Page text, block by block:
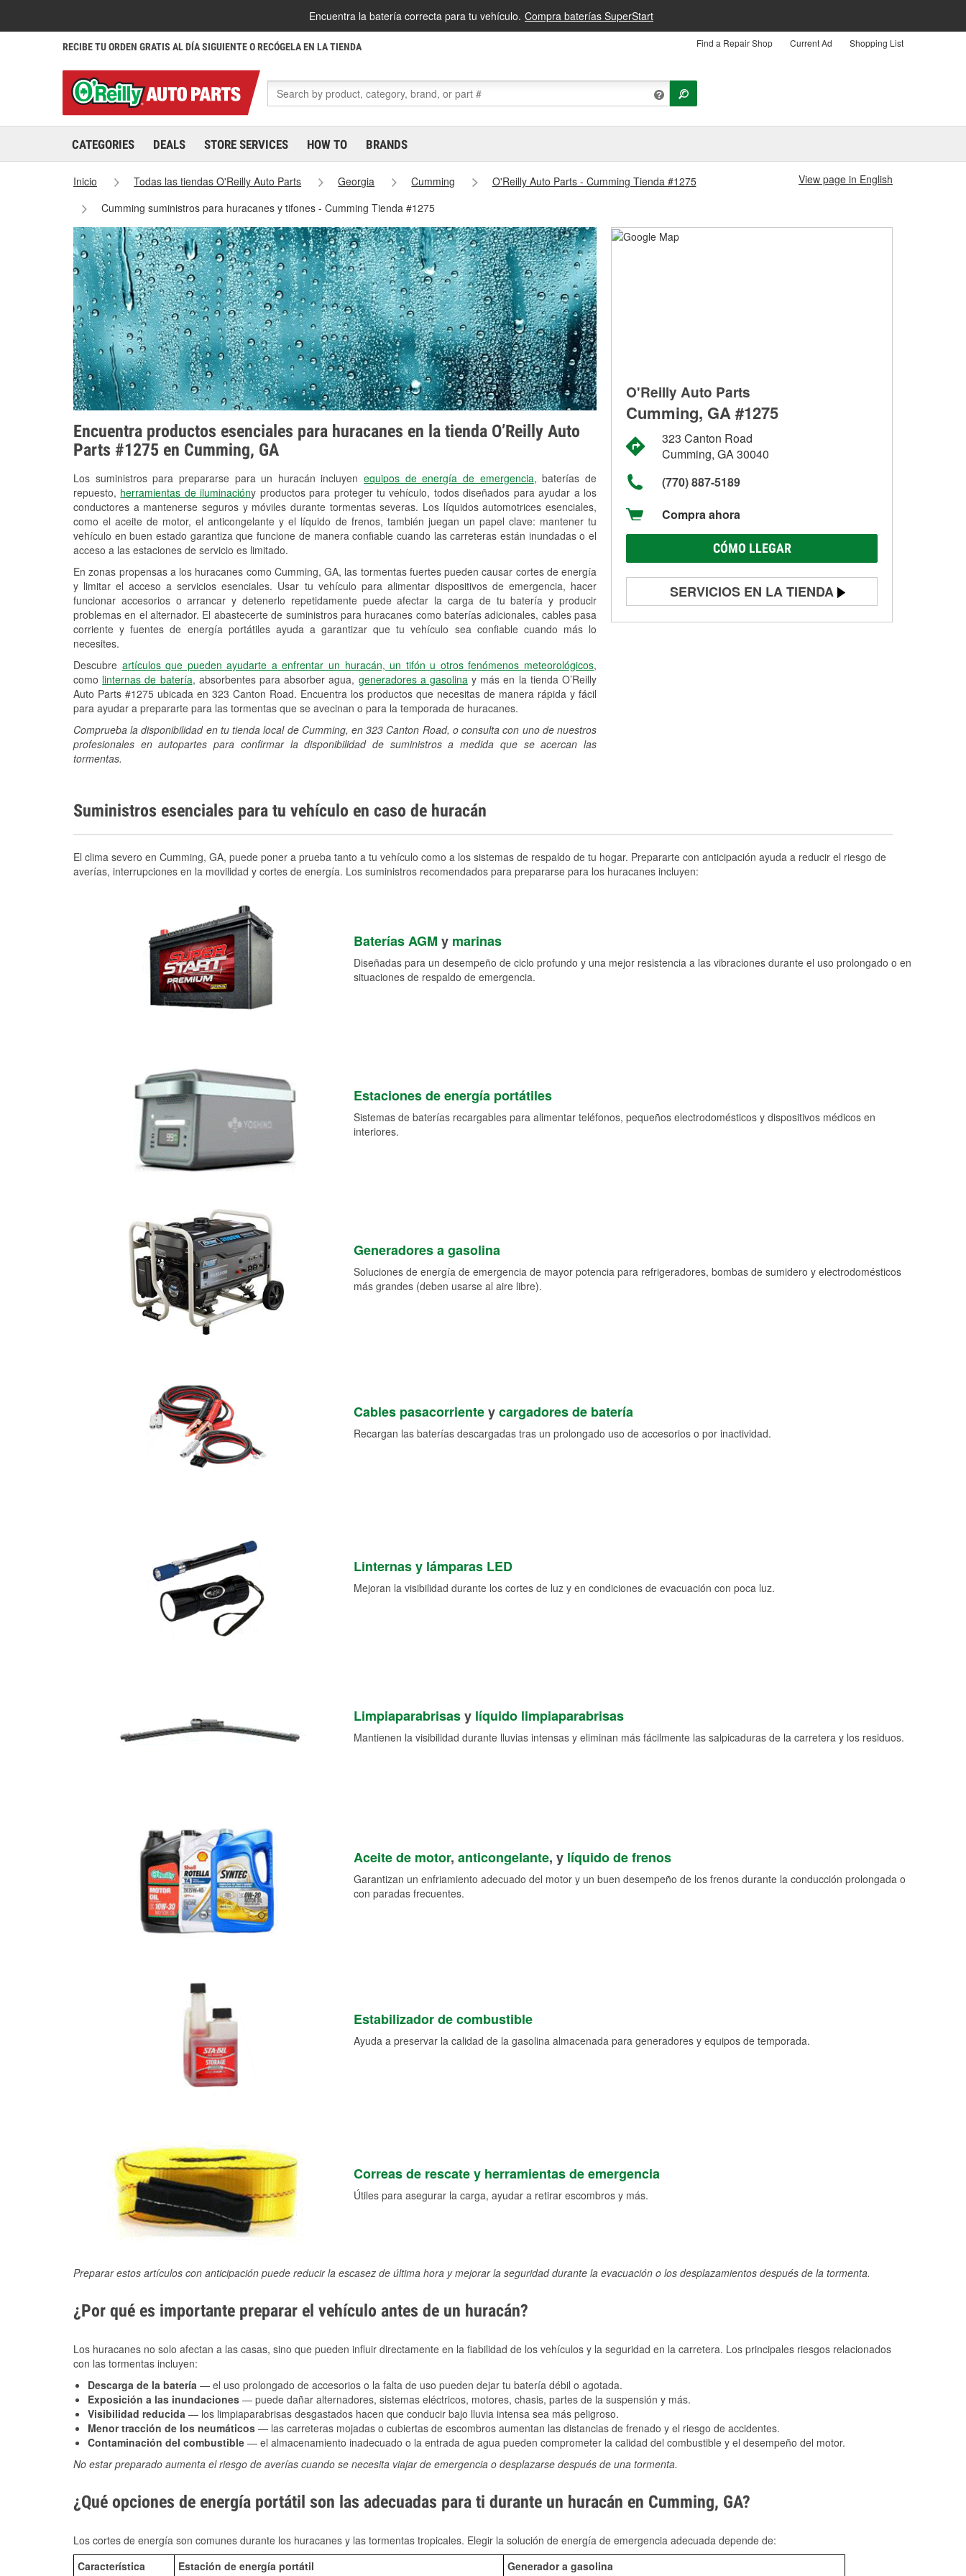
Encuentra la batería correcta para tu vehículo. Compra baterías SuperStart
RECIBE TU ORDEN GRATIS AL DÍA SIGUIENTE O RECÓGELA EN LA TIENDA Find a Repair Shop Current Ad Shopping List
CATEGORIES DEALS STORE SERVICES HOW TO BRANDS
Inicio Todas las tiendas O'Reilly Auto Parts Georgia Cumming
O'Reilly Auto Parts - Cumming Tienda #1275
Cumming suministros para huracanes y tifones - Cumming Tienda #1275
View page in English
Encuentra productos esenciales para huracanes en la tienda O’Reilly Auto
Parts #1275 en Cumming, GA
Los suministros para prepararse para un huracán incluyenequipos de energía de emergencia, baterías de
repuesto, herramientas de iluminacióny productos para proteger tu vehículo, todos diseñados para ayudar a los
conductores a mantenerse seguros y móviles durante tormentas severas. Los líquidos automotrices esenciales,
como el aceite de motor, el anticongelante y el líquido de frenos, también juegan un papel clave: mantener tu
vehículo en buen estado garantiza que funcione de manera confiable cuando las carreteras están inundadas o el
acceso a las estaciones de servicio es limitado.
En zonas propensas a los huracanes como Cumming, GA, las tormentas fuertes pueden causar cortes de energía
y limitar el acceso a servicios esenciales. Usar tu vehículo para alimentar dispositivos de emergencia, hacer
funcionar accesorios o arrancar y detenerlo repetidamente puede afectar la carga de tu batería y producir
problemas en el alternador. El abastecerte de suministros para huracanes como baterías adicionales, cables pasa
corriente y fuentes de energía portátiles ayuda a garantizar que tu vehículo sea confiable cuando más lo
necesites.
Descubre artículos que pueden ayudarte a enfrentar un huracán, un tifón u otros fenómenos meteorológicos,
como linternas de batería, absorbentes para absorber agua, generadores a gasolinay más en la tienda O’Reilly
Auto Parts #1275 ubicada en 323 Canton Road. Encuentra los productos que necesitas de manera rápida y fácil
para ayudar a prepararte para las tormentas que se avecinan o para la temporada de huracanes.
Comprueba la disponibilidad en tu tienda local de Cumming, en 323 Canton Road, o consulta con uno de nuestros
profesionales en autopartes para confirmar la disponibilidad de suministros a medida que se acercan las
tormentas.
O'Reilly Auto Parts
Cumming, GA #1275
323 Canton Road
Cumming, GA 30040
(770) 887-5189
Compra ahora
CÓMO LLEGAR
SERVICIOS EN LA TIENDA
Prueba de batería
Suministros esenciales para tu vehículo en caso de huracán
El clima severo en Cumming, GA, puede poner a prueba tanto a tu vehículo como a los sistemas de respaldo de tu hogar. Prepararte con anticipación ayuda a reducir el riesgo de
averías, interrupciones en la movilidad y cortes de energía. Los suministros recomendados para prepararse para los huracanes incluyen:
Baterías AGM y marinas
Diseñadas para un desempeño de ciclo profundo y una mejor resistencia a las vibraciones durante el uso prolongado o en
situaciones de respaldo de emergencia.
Estaciones de energía portátiles
Sistemas de baterías recargables para alimentar teléfonos, pequeños electrodomésticos y dispositivos médicos en
interiores.
Generadores a gasolina
Soluciones de energía de emergencia de mayor potencia para refrigeradores, bombas de sumidero y electrodomésticos
más grandes (deben usarse al aire libre).
Cables pasacorrienteycargadores de batería
Recargan las baterías descargadas tras un prolongado uso de accesorios o por inactividad.
Linternas y lámparas LED
Mejoran la visibilidad durante los cortes de luz y en condiciones de evacuación con poca luz.
Limpiaparabrisasy líquido limpiaparabrisas
Mantienen la visibilidad durante lluvias intensas y eliminan más fácilmente las salpicaduras de la carretera y los residuos.
Aceite de motor, anticongelante, y líquido de frenos
Garantizan un enfriamiento adecuado del motor y un buen desempeño de los frenos durante la conducción prolongada o
con paradas frecuentes.
Estabilizador de combustible
Ayuda a preservar la calidad de la gasolina almacenada para generadores y equipos de temporada.
Correas de rescate y herramientas de emergencia
Útiles para asegurar la carga, ayudar a retirar escombros y más.
Preparar estos artículos con anticipación puede reducir la escasez de última hora y mejorar la seguridad durante la evacuación o los desplazamientos después de la tormenta.
¿Por qué es importante preparar el vehículo antes de un huracán?
Los huracanes no solo afectan a las casas, sino que pueden influir directamente en la fiabilidad de los vehículos y la seguridad en la carretera. Los principales riesgos relacionados
con las tormentas incluyen:
Descarga de la batería — el uso prolongado de accesorios o la falta de uso pueden dejar tu batería débil o agotada.
Exposición a las inundaciones — puede dañar alternadores, sistemas eléctricos, motores, chasis, partes de la suspensión y más.
Visibilidad reducida — los limpiaparabrisas desgastados hacen que conducir bajo lluvia intensa sea más peligroso.
Menor tracción de los neumáticos — las carreteras mojadas o cubiertas de escombros aumentan las distancias de frenado y el riesgo de accidentes.
Contaminación del combustible — el almacenamiento inadecuado o la entrada de agua pueden comprometer la calidad del combustible y el desempeño del motor.
No estar preparado aumenta el riesgo de averías cuando se necesita viajar de emergencia o desplazarse después de una tormenta.
¿Qué opciones de energía portátil son las adecuadas para ti durante un huracán en Cumming, GA?
Los cortes de energía son comunes durante los huracanes y las tormentas tropicales. Elegir la solución de energía de emergencia adecuada depende de:
Característica
Estación de energía portátil Generador a gasolina